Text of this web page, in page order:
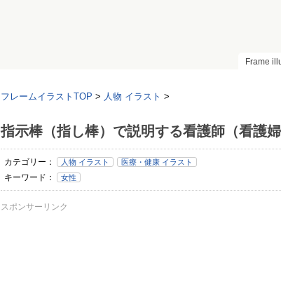
Frame
フレームイラストTOP > 人物 イラスト >
指示棒（指し棒）で説明する看護師（看護
カテゴリー： 人物 イラスト 医療・健康 イラスト
キーワード： 女性
スポンサーリンク